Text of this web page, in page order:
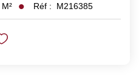
M² Réf : M216385